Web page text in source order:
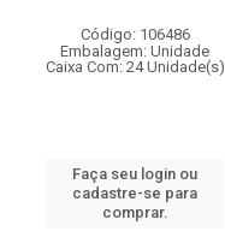
Código: 106486
Embalagem: Unidade
Caixa Com: 24 Unidade(s)
Faça seu login ou
cadastre-se para
comprar.